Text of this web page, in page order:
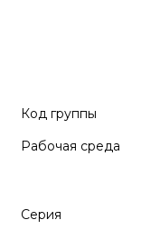
Код группы
Рабочая среда
Серия